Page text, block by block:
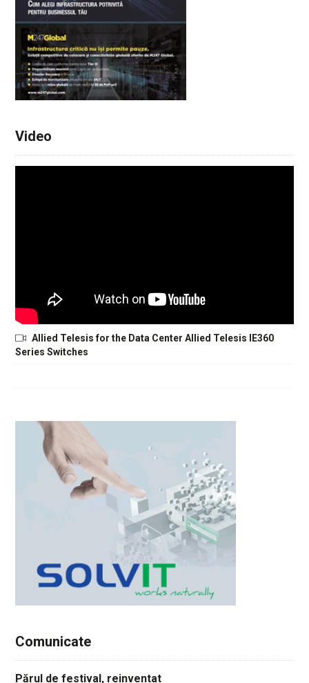
Video
Allied Telesis for the Data Center Allied Telesis IE360
Series Switches
Comunicate
Părul de festival, reinventat